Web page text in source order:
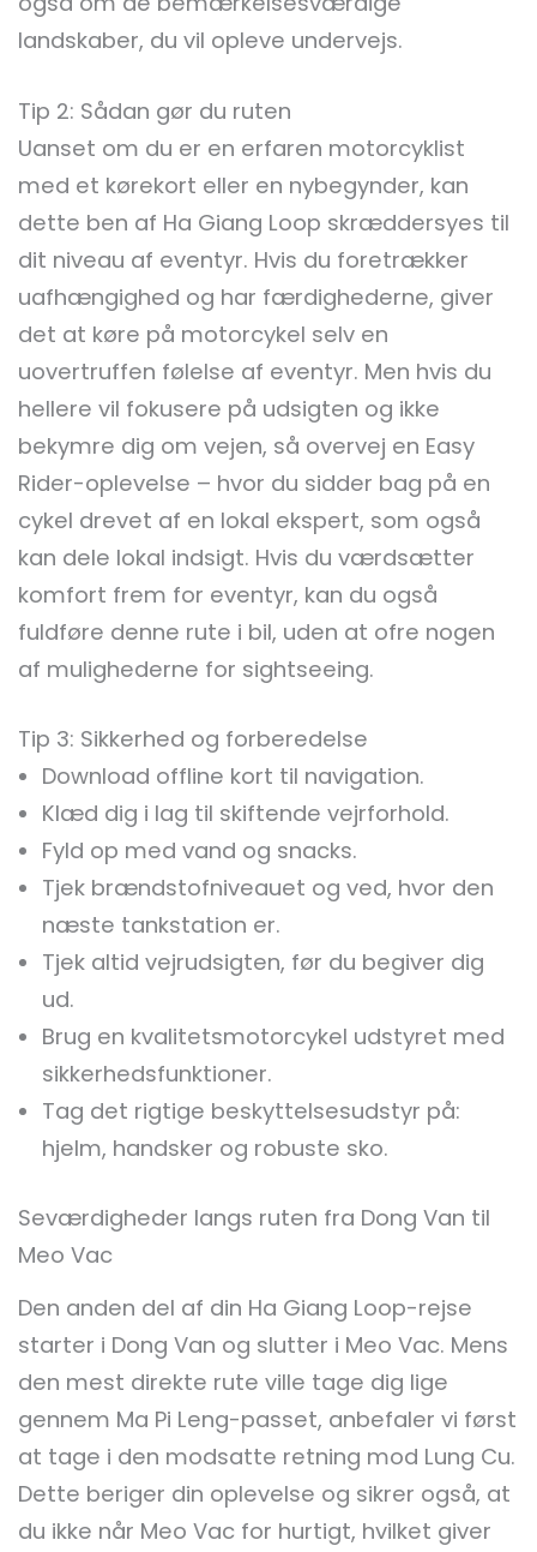
landskaber, du vil opleve undervejs.
Tip 2: Sådan gør du ruten
Uanset om du er en erfaren motorcyklist
med et kørekort eller en nybegynder, kan
dette ben af Ha Giang Loop skræddersyes til
dit niveau af eventyr. Hvis du foretrækker
uafhængighed og har færdighederne, giver
det at køre på motorcykel selv en
uovertruffen følelse af eventyr. Men hvis du
hellere vil fokusere på udsigten og ikke
bekymre dig om vejen, så overvej en Easy
Rider-oplevelse – hvor du sidder bag på en
cykel drevet af en lokal ekspert, som også
kan dele lokal indsigt. Hvis du værdsætter
komfort frem for eventyr, kan du også
fuldføre denne rute i bil, uden at ofre nogen
af mulighederne for sightseeing.
Tip 3: Sikkerhed og forberedelse
Download offline kort til navigation.
Klæd dig i lag til skiftende vejrforhold.
Fyld op med vand og snacks.
Tjek brændstofniveauet og ved, hvor den
næste tankstation er.
Tjek altid vejrudsigten, før du begiver dig
ud.
Brug en kvalitetsmotorcykel udstyret med
sikkerhedsfunktioner.
Tag det rigtige beskyttelsesudstyr på:
hjelm, handsker og robuste sko.
Seværdigheder langs ruten fra Dong Van til
Meo Vac
Den anden del af din Ha Giang Loop-rejse
starter i Dong Van og slutter i Meo Vac. Mens
den mest direkte rute ville tage dig lige
gennem Ma Pi Leng-passet, anbefaler vi først
at tage i den modsatte retning mod Lung Cu.
Dette beriger din oplevelse og sikrer også, at
du ikke når Meo Vac for hurtigt, hvilket giver